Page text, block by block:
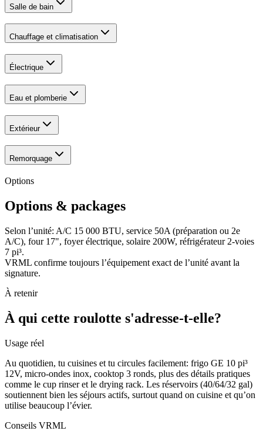
Salle de bain
Chauffage et climatisation
Électrique
Eau et plomberie
Extérieur
Remorquage
Options
Options & packages
Selon l’unité: A/C 15 000 BTU, service 50A (préparation ou 2e
A/C), four 17", foyer électrique, solaire 200W, réfrigérateur 2-voies
7 pi³.
VRML confirme toujours l’équipement exact de l’unité avant la
signature.
À retenir
À qui cette roulotte s'adresse-t-elle?
Usage réel
Au quotidien, tu cuisines et tu circules facilement: frigo GE 10 pi³
12V, micro-ondes inox, cooktop 3 ronds, plus des détails pratiques
comme le cup rinser et le drying rack. Les réservoirs (40/64/32 gal)
soutiennent bien les séjours actifs, surtout quand on cuisine et qu’on
utilise beaucoup l’évier.
Conseils VRML